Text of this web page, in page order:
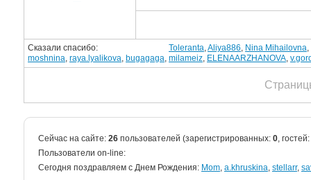
Сказали спасибо: Toleranta,Aliya886, Nina Mihailovna,
moshnina, raya.lyalikova, bugagaga, milameiz, ELENAARZHANOVA,
Сейчас на сайте: 26 пользователей (зарегистрированных: 0, гостей:
Пользователи on-line:
Cегодня поздравляем с Днем Рождения: Mom, a.khruskina, stellarr,